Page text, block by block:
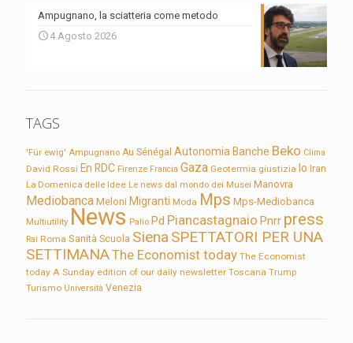
Ampugnano, la sciatteria come metodo
4 Agosto 2026
TAGS
'Für ewig' Ampugnano Au Sénégal Autonomia Banche Beko Clima
David Rossi En RDC Firenze Francia Gaza Geotermia giustizia Io Iran
La Domenica delle Idee Le news dal mondo dei Musei Manovra
Mediobanca Meloni Migranti Moda Mps Mps-Mediobanca
Multiutility News Palio Pd Piancastagnaio Pnrr press
Rai Roma Sanità Scuola Siena SPETTATORI PER UNA
SETTIMANAThe Economist today The Economist
today A Sunday edition of our daily newsletter Toscana Trump
Turismo Università Venezia